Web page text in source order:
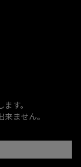
す。
ません。